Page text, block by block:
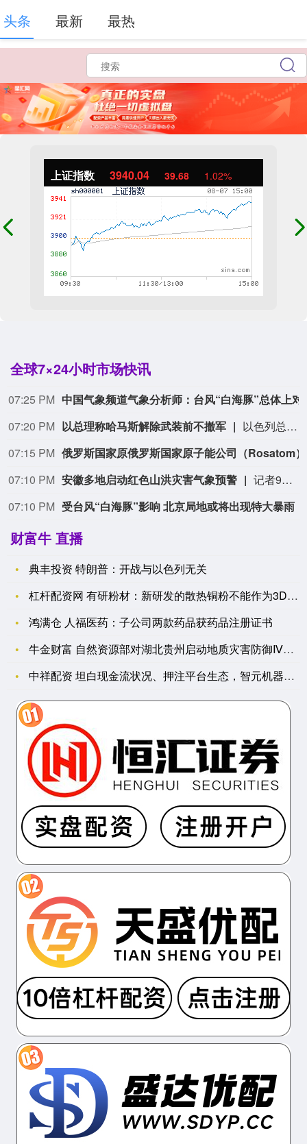
上证指数 3940.04 39.68 1.02%
全球7×24小时市场快讯
07:25 PM
07:20 PM 以总理称哈马斯解除武装前不撤军
以色列总理内塔尼亚胡今天（8月9日）在每周政府会议上讲话表示， 以色列拒绝“和平委员会”提出的有关加沙停火“15点方案”，在巴勒斯坦伊斯兰抵抗运动（哈马斯）彻底解除武装前，以军不会撤退，并强调在其任内绝不允许建立巴勒斯坦国，也绝不允许伊朗拥有核武器。（CCTV国际时讯）
07:15 PM
07:10 PM 安徽多地启动红色山洪灾害气象预警
记者9日从安徽省水利厅了解到，当前安徽多地启动红色山洪灾害气象预警，部分地市防汛防台风应急响应提升至三级。 据气象部门预报，受今年第13号台风“白海豚”影响，8月9日至11日，安徽省大别山区、沿江江南大部分地区有大到暴雨，局部大暴雨，山洪和地质灾害及城市内涝等灾害风险较高。（新华社）
07:10 PM 受台风“白海豚”影响 北京局地或将出现特大暴雨
财富牛 直播
典丰投资 特朗普：开战与以色列无关
杠杆配资网 有研粉材：新研发的散热铜粉不能作为3D打印材料使
鸿满仓 人福医药：子公司两款药品获药品注册证书
牛金财富 自然资源部对湖北贵州启动地质灾害防御Ⅳ级响应
中祥配资 坦白现金流状况、押注平台生态，智元机器人“亮剑”
头条 最新 最热